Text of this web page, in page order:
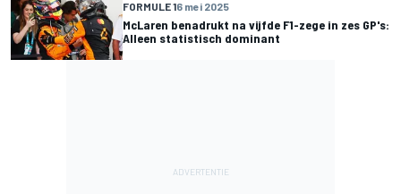
FORMULE 16 mei 2025
McLaren benadrukt na vijfde F1-zege in zes GP's:
Alleen statistisch dominant